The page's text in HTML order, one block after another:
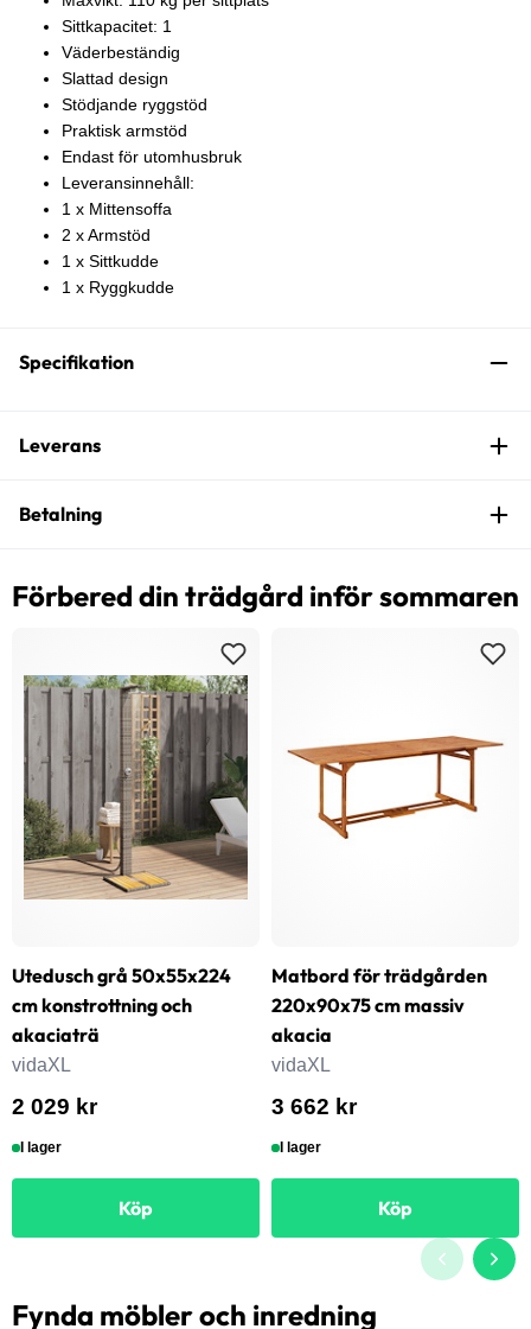
Sittkapacitet: 1
Väderbeständig
Slattad design
Stödjande ryggstöd
Praktisk armstöd
Endast för utomhusbruk
Leveransinnehåll:
1 x Mittensoffa
2 x Armstöd
1 x Sittkudde
1 x Ryggkudde
Specifikation
Leverans
Betalning
Förbered din trädgård inför sommaren
Utedusch grå 50x55x224
cm konstrottning och
akaciaträ
vidaXL
2 029 kr
I lager
Köp
Matbord för trädgården
220x90x75 cm massiv
akacia
vidaXL
3 662 kr
I lager
Köp
Fynda möbler och inredning